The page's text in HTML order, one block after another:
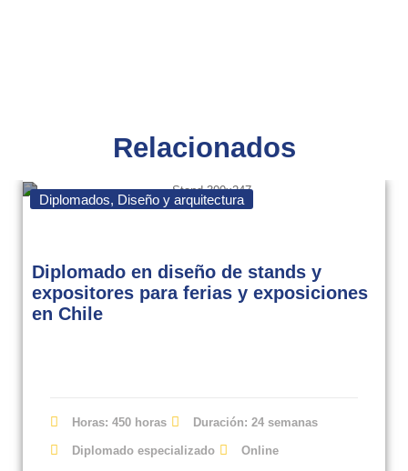
Relacionados
Diplomados, Diseño y arquitectura
Diplomado en diseño de stands y
expositores para ferias y exposiciones
en Chile
Horas: 450 horas Duración: 24 semanas
Diplomado especializado Online